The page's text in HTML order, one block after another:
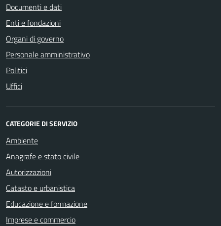
Documenti e dati
Enti e fondazioni
Organi di governo
Personale amministrativo
Politici
Uffici
CATEGORIE DI SERVIZIO
Ambiente
Anagrafe e stato civile
Autorizzazioni
Catasto e urbanistica
Educazione e formazione
Imprese e commercio